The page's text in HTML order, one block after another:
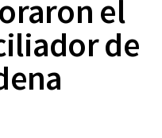
el
de